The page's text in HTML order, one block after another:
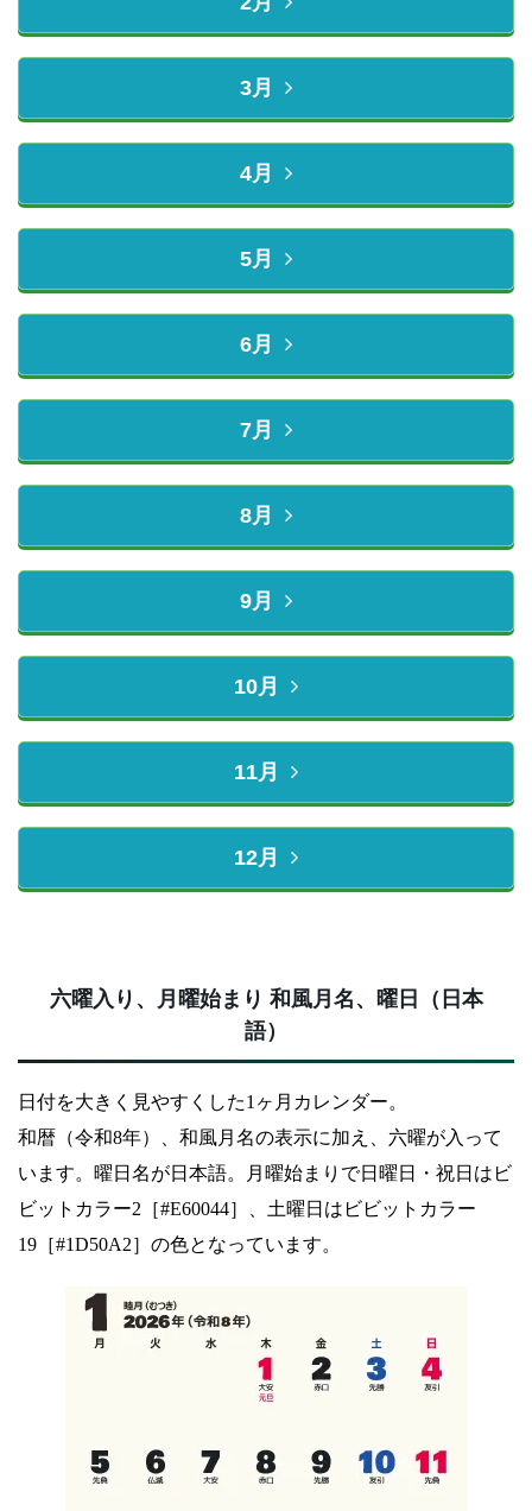
3月
4月
5月
6月
7月
8月
9月
10月
11月
12月
六曜入り、月曜始まり 和風月名、曜日（日本
語）
日付を大きく見やすくした1ヶ月カレンダー。
和暦（令和8年）、和風月名の表示に加え、六曜が入って
います。曜日名が日本語。月曜始まりで日曜日・祝日はビ
ビットカラー2［#E60044］、土曜日はビビットカラー
19［#1D50A2］の色となっています。